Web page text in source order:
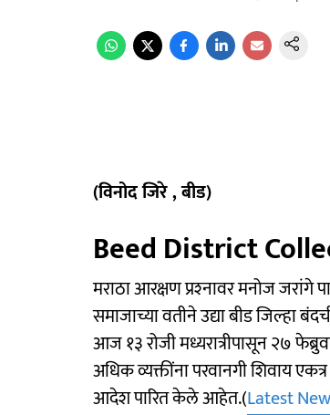
(विनोद जिरे , बीड)
Beed District
मराठा आरक्षण प्रश्‍नावर मनोज
समाजाच्या वतीने उद्या बीड जिल्हा
आज १३ रोजी मध्यरात्रीपासून २७
अधिक व्यक्तींना परवानगी शिवाय
आदेश पारित केले आहेत.(Latest